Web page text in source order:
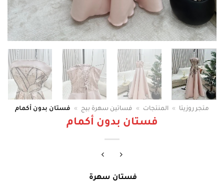
متجر روزيتا » المنتجات » فساتين سهرة بيج » فستان بدون أكمام
فستان بدون أكمام
فستان سهرة